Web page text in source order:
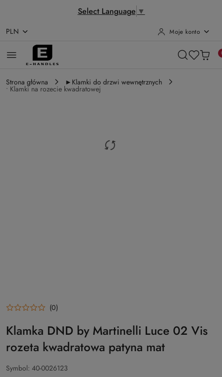
Select Language ▼
Przejdź do treści głównej
Przejdź do wyszukiwarki
Przejdź do moje konto
Przejdź do menu głównego
Przejdź do opisu produktu
Przejdź do stopki
PLN Moje konto
Strona główna ►Klamki do drzwi wewnętrznych
• Klamki na rozecie kwadratowej
(0)
Klamka DND by Martinelli Luce 02 Vis
rozeta kwadratowa patyna mat
Symbol: 40-0026123